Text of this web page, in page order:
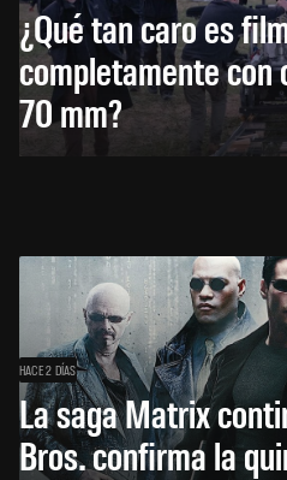
¿Qué tan caro es
completamente con
70 mm?
HACE 2 DÍAS
La saga Matrix
Bros. confirma la